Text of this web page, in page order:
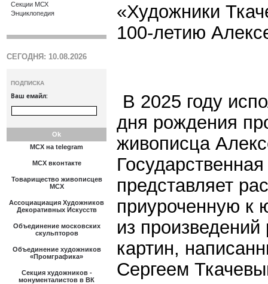
Секции МСХ
Энциклопедия
СЕГОДНЯ: 10.08.2026
ПОДПИСКА
Ваш емайл:
МСХ на telegram
МСХ вконтакте
Товарищество живописцев
МСХ
Ассоциациация Художников
Декоративных Искусств
Объединение московских
скульпторов
Объединение художников
«Промграфика»
Секция художников -
монументалистов в ВК
«Художники
100-летию
В 2025 году
дня рождения
живописца
представляет
приуроченную к
из
картин,
Сергеем